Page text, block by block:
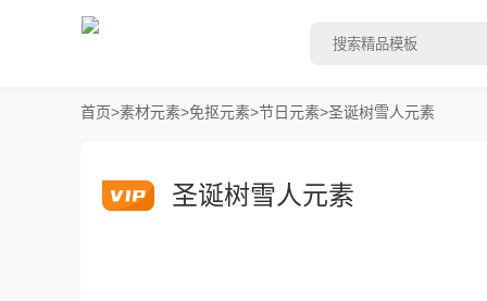
首页>素材元素>免抠元素>节日元素>圣诞树雪人元素
圣诞树雪人元素